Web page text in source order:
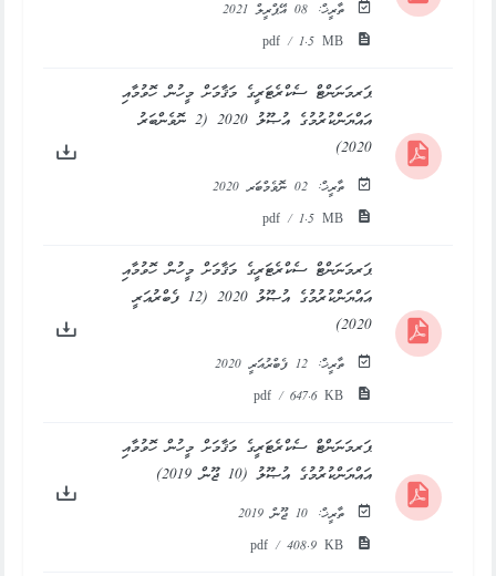
ތާރީޚް: 08 އޭޕްރީލް 2021
pdf / 1.5 MB
ޕަރމަނަންޓް ސެކްރެޓަރީގެ މަޤާމަށް މީހުން ހޮވުމާއި
އައްޔަންކުރުމުގެ އުޞޫލު 2020 (2 ނޮވެންބަރު
2020)
ތާރީޚް: 02 ނޮވެމްބަރ 2020
pdf / 1.5 MB
ޕަރމަނަންޓް ސެކްރެޓަރީގެ މަޤާމަށް މީހުން ހޮވުމާއި
އައްޔަންކުރުމުގެ އުޞޫލު 2020 (12 ފެބްރުއަރީ
2020)
ތާރީޚް: 12 ފެބްރުއަރީ 2020
pdf / 647.6 KB
ޕަރމަނަންޓް ސެކްރެޓަރީގެ މަޤާމަށް މީހުން ހޮވުމާއި
އައްޔަންކުރުމުގެ އުޞޫލު (10 ޖޫން 2019)
ތާރީޚް: 10 ޖޫން 2019
pdf / 408.9 KB